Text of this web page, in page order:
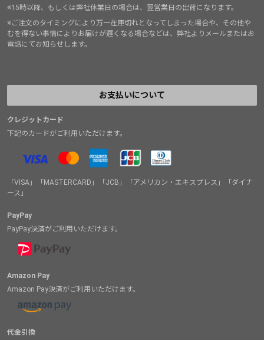
※15時以降、もしくは弊社休業日の場合は、翌営業日の出荷になります。
※ご注文のタイミングにより万一在庫切れとなってしまった場合や、その他や
むを得ない事情によりお届けが遅くなる場合などは、弊社よりメールまたはお
電話にてお知らせします。
お支払いについて
クレジットカード
下記のカードがご利用いただけます。
「VISA」「MASTERCARD」「JCB」「アメリカン・エキスプレス」「ダイナ
ース」
PayPay
PayPay決済がご利用いただけます。
Amazon Pay
Amazon Pay決済がご利用いただけます。
代金引換